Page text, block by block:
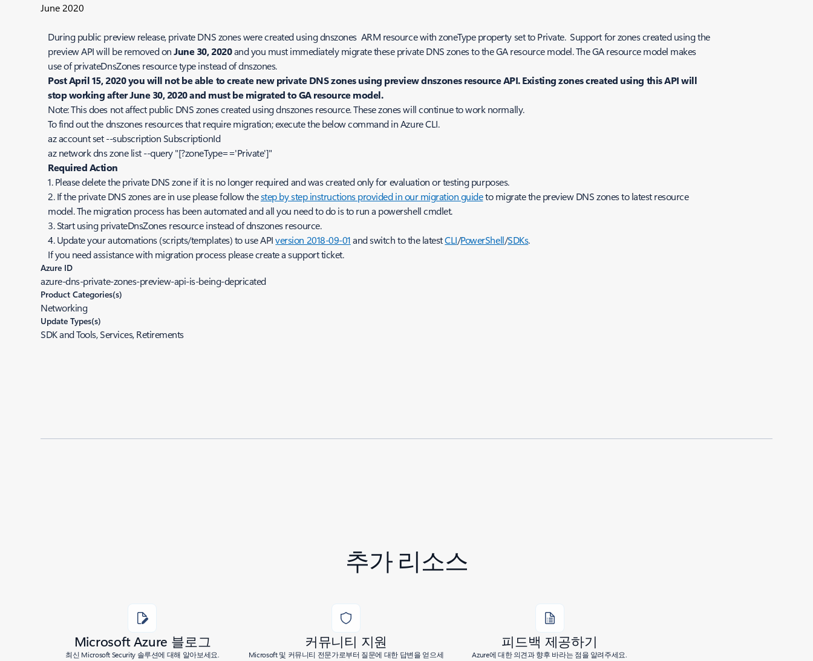
June 2020
During public preview release, private DNS zones were created usingdnszonesARM resource withzoneTypeproperty set toPrivate. Support for zones created using the
preview API will be removed onJune 30, 2020and you must immediately migrate these private DNS zones to the GA resource model. The GA resource model makes
use ofprivateDnsZonesresource type instead ofdnszones.
Post April 15, 2020 you will not be able to create new private DNS zones using previewdnszonesresource API. Existing zones created using this API will
stop working after June 30, 2020 and must be migrated to GA resource model.
Note: This does not affect public DNS zones created using dnszones resource. These zones will continue to work normally.
To find out the dnszones resources that require migration; execute the below command in Azure CLI.
az account set --subscription SubscriptionId
az network dns zone list --query "[?zoneType=='Private']"
Required Action
1. Please delete the private DNS zone if it is no longer required and was created only for evaluation or testing purposes.
2. If the private DNS zones are in use please follow thestep by step instructions provided in our migration guideto migrate the preview DNS zones to latest resource
model. The migration process has been automated and all you need to do is to run a powershell cmdlet.
3. Start usingprivateDnsZonesresource instead ofdnszonesresource.
4. Update your automations (scripts/templates) to use APIversion 2018-09-01and switch to the latestCLI/PowerShell/SDKs.
If you need assistance with migration process please create a support ticket.
Azure ID
azure-dns-private-zones-preview-api-is-being-depricated
Product Categories(s)
Networking
Update Types(s)
SDK and Tools, Services, Retirements
추가 리소스
Microsoft Azure 블로그
최신 Microsoft Security 솔루션에 대해 알아보세요.
커뮤니티 지원
Microsoft 및 커뮤니티 전문가로부터 질문에 대한 답변을 얻으세
피드백 제공하기
Azure에 대한 의견과 향후 바라는 점을 알려주세요.